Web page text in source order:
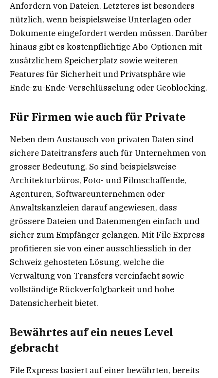
Anfordern von Dateien. Letzteres ist besonders
nützlich, wenn beispielsweise Unterlagen oder
Dokumente eingefordert werden müssen. Darüber
hinaus gibt es kostenpflichtige Abo-Optionen mit
zusätzlichem Speicherplatz sowie weiteren
Features für Sicherheit und Privatsphäre wie
Ende-zu-Ende-Verschlüsselung oder Geoblocking.
Für Firmen wie auch für Private
Neben dem Austausch von privaten Daten sind
sichere Dateitransfers auch für Unternehmen von
grosser Bedeutung. So sind beispielsweise
Architekturbüros, Foto- und Filmschaffende,
Agenturen, Softwareunternehmen oder
Anwaltskanzleien darauf angewiesen, dass
grössere Dateien und Datenmengen einfach und
sicher zum Empfänger gelangen. Mit File Express
profitieren sie von einer ausschliesslich in der
Schweiz gehosteten Lösung, welche die
Verwaltung von Transfers vereinfacht sowie
vollständige Rückverfolgbarkeit und hohe
Datensicherheit bietet.
Bewährtes auf ein neues Level
gebracht
File Express basiert auf einer bewährten, bereits